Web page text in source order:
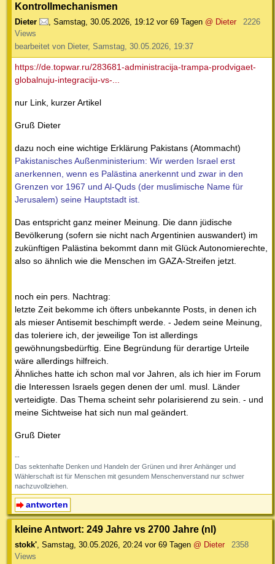
Kontrollmechanismen
Dieter , Samstag, 30.05.2026, 19:12 vor 69 Tagen @ Dieter
2226
Views
bearbeitet von Dieter, Samstag, 30.05.2026, 19:37
https://de.topwar.ru/283681-administracija-trampa-prodvigaet-
globalnuju-integraciju-vs-...
nur Link, kurzer Artikel
Gruß Dieter
dazu noch eine wichtige Erklärung Pakistans (Atommacht)
Pakistanisches Außenministerium: Wir werden Israel erst
anerkennen, wenn es Palästina anerkennt und zwar in den
Grenzen vor 1967 und Al-Quds (der muslimische Name für
Jerusalem) seine Hauptstadt ist.
Das entspricht ganz meiner Meinung. Die dann jüdische
Bevölkerung (sofern sie nicht nach Argentinien auswandert) im
zukünftigen Palästina bekommt dann mit Glück Autonomierechte,
also so ähnlich wie die Menschen im GAZA-Streifen jetzt.
noch ein pers. Nachtrag:
letzte Zeit bekomme ich öfters unbekannte Posts, in denen ich
als mieser Antisemit beschimpft werde. - Jedem seine Meinung,
das toleriere ich, der jeweilige Ton ist allerdings
gewöhnungsbedürftig. Eine Begründung für derartige Urteile
wäre allerdings hilfreich.
Ähnliches hatte ich schon mal vor Jahren, als ich hier im Forum
die Interessen Israels gegen denen der uml. musl. Länder
verteidigte. Das Thema scheint sehr polarisierend zu sein. - und
meine Sichtweise hat sich nun mal geändert.
Gruß Dieter
--
Das sektenhafte Denken und Handeln der Grünen und ihrer Anhänger und
Wählerschaft ist für Menschen mit gesundem Menschenverstand nur schwer
nachzuvollziehen.
antworten
kleine Antwort: 249 Jahre vs 2700 Jahre (nl)
stokk', Samstag, 30.05.2026, 20:24 vor 69 Tagen @ Dieter
2358
Views